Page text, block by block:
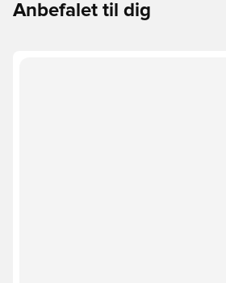
Anbefalet til dig